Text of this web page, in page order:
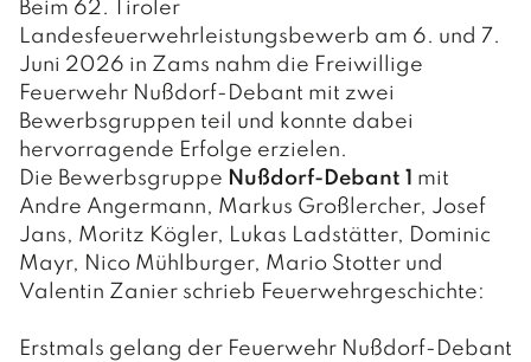
Beim 62. Tiroler
Landesfeuerwehrleistungsbewerb am 6. und 7.
Juni 2026 in Zams nahm die Freiwillige
Feuerwehr Nußdorf-Debant mit zwei
Bewerbsgruppen teil und konnte dabei
hervorragende Erfolge erzielen.
Die Bewerbsgruppe Nußdorf-Debant 1 mit
Andre Angermann, Markus Großlercher, Josef
Jans, Moritz Kögler, Lukas Ladstätter, Dominic
Mayr, Nico Mühlburger, Mario Stotter und
Valentin Zanier schrieb Feuerwehrgeschichte:
Erstmals gelang der Feuerwehr Nußdorf-Debant